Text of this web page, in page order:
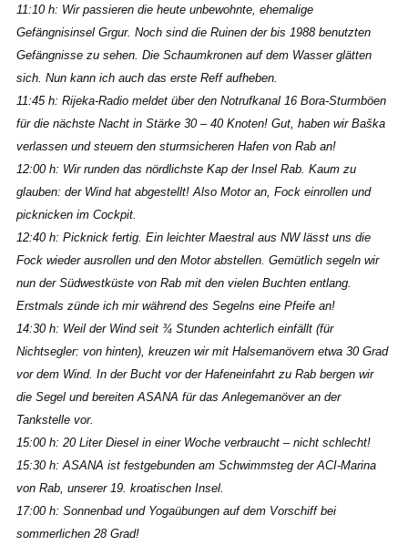
11:10 h: Wir passieren die heute unbewohnte, ehemalige
Gefängnisinsel Grgur. Noch sind die Ruinen der bis 1988 benutzten
Gefängnisse zu sehen. Die Schaumkronen auf dem Wasser glätten
sich. Nun kann ich auch das erste Reff aufheben.
11:45 h: Rijeka-Radio meldet über den Notrufkanal 16 Bora-Sturmböen
für die nächste Nacht in Stärke 30 – 40 Knoten! Gut, haben wir Baška
verlassen und steuern den sturmsicheren Hafen von Rab an!
12:00 h: Wir runden das nördlichste Kap der Insel Rab. Kaum zu
glauben: der Wind hat abgestellt! Also Motor an, Fock einrollen und
picknicken im Cockpit.
12:40 h: Picknick fertig. Ein leichter Maestral aus NW lässt uns die
Fock wieder ausrollen und den Motor abstellen. Gemütlich segeln wir
nun der Südwestküste von Rab mit den vielen Buchten entlang.
Erstmals zünde ich mir während des Segelns eine Pfeife an!
14:30 h: Weil der Wind seit ¾ Stunden achterlich einfällt (für
Nichtsegler: von hinten), kreuzen wir mit Halsemanövern etwa 30 Grad
vor dem Wind. In der Bucht vor der Hafeneinfahrt zu Rab bergen wir
die Segel und bereiten ASANA für das Anlegemanöver an der
Tankstelle vor.
15:00 h: 20 Liter Diesel in einer Woche verbraucht – nicht schlecht!
15:30 h: ASANA ist festgebunden am Schwimmsteg der ACI-Marina
von Rab, unserer 19. kroatischen Insel.
17:00 h: Sonnenbad und Yogaübungen auf dem Vorschiff bei
sommerlichen 28 Grad!